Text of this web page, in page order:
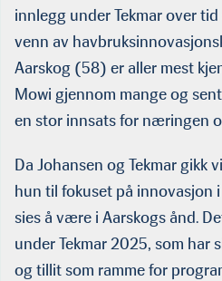
innlegg under Tekmar over
venn av
Aarskog (58) er aller mest
Mowi gjennom mange og
en stor innsats for næringen
Da Johansen og Tekmar gikk
hun til fokuset på innovasjon
sies å være i Aarskogs ånd.
under Tekmar 2025, som har
og tillit som ramme for